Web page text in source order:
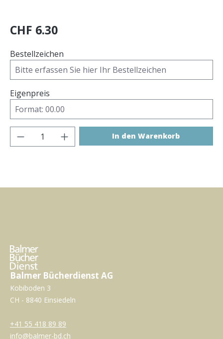
CHF 6.30
Bestellzeichen
Eigenpreis
Produkt Anzahl: Gib den gewünschten
In den Warenkorb
Balmer Bücherdienst AG
Kobiboden 3
CH - 8840 Einsiedeln
+41 55 418 89 89
info@balmer-bd.ch